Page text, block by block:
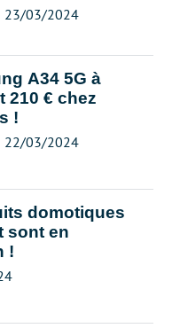
23/03/2024
A34 5G à
210 € chez
!
22/03/2024
domotiques
sont en
!